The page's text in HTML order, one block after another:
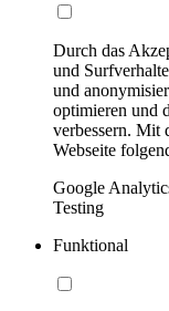
Durch das
und
und
optimieren und
verbessern. Mit
Webseite
Google
Testing
Funktional